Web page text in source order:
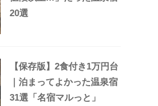
20選
【保存版】2食付き1万円台
｜泊まってよかった温泉宿
31選「名宿マルっと」